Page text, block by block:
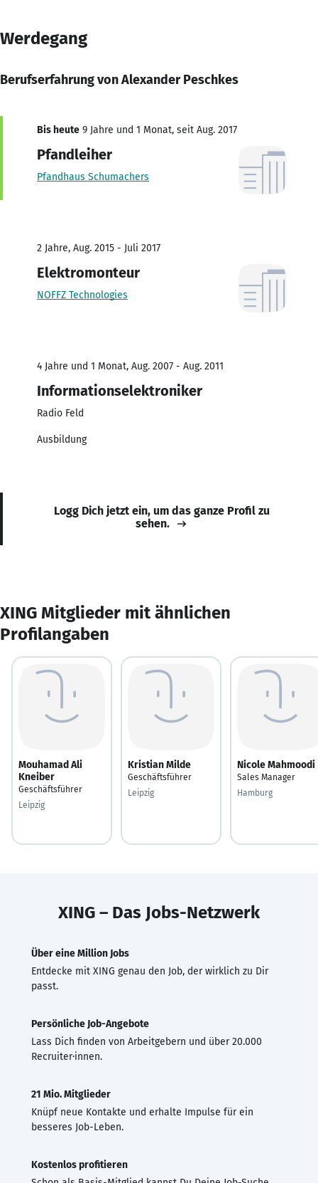
Werdegang
Berufserfahrung von Alexander Peschkes
Bis heute 9 Jahre und 1 Monat, seit Aug. 2017
Pfandleiher
Pfandhaus Schumachers
2 Jahre, Aug. 2015 - Juli 2017
Elektromonteur
NOFFZ Technologies
4 Jahre und 1 Monat, Aug. 2007 - Aug. 2011
Informationselektroniker
Radio Feld
Ausbildung
Logg Dich jetzt ein, um das ganze Profil zu
sehen.
XING Mitglieder mit ähnlichen
Profilangaben
Mouhamad Ali
Kneiber
Geschäftsführer
Leipzig
Kristian Milde
Geschäftsführer
Leipzig
Nicole Mahmoodi
Sales Manager
Hamburg
XING – Das Jobs-Netzwerk
Über eine Million Jobs
Entdecke mit XING genau den Job, der wirklich zu Dir
passt.
Persönliche Job-Angebote
Lass Dich finden von Arbeitgebern und über 20.000
Recruiter·innen.
21 Mio. Mitglieder
Knüpf neue Kontakte und erhalte Impulse für ein
besseres Job-Leben.
Kostenlos profitieren